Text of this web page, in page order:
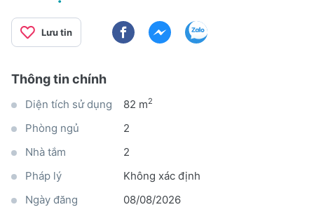
Lưu tin
Thông tin chính
Diện tích sử dụng 82 m2
Phòng ngủ
2
Nhà tắm
2
Pháp lý
Không xác định
Ngày đăng
08/08/2026